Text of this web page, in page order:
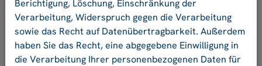
Password:
Berichtigung, Löschung, Einschränkung der
Verarbeitung, Widerspruch gegen die Verarbeitung
sowie das Recht auf Datenübertragbarkeit. Außerdem
haben Sie das Recht, eine abgegebene Einwilligung in
die Verarbeitung Ihrer personenbezogenen Daten für